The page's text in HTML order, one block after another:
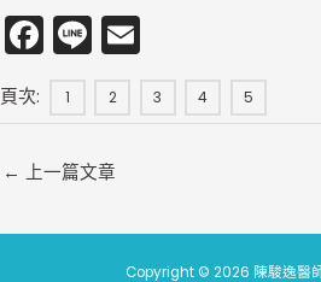
F
a
c
e
b
o
Li
n
e
m
ai
頁次: 1 2 3 4 5
← 上一篇文章
Copyright © 2026 陳駿逸醫